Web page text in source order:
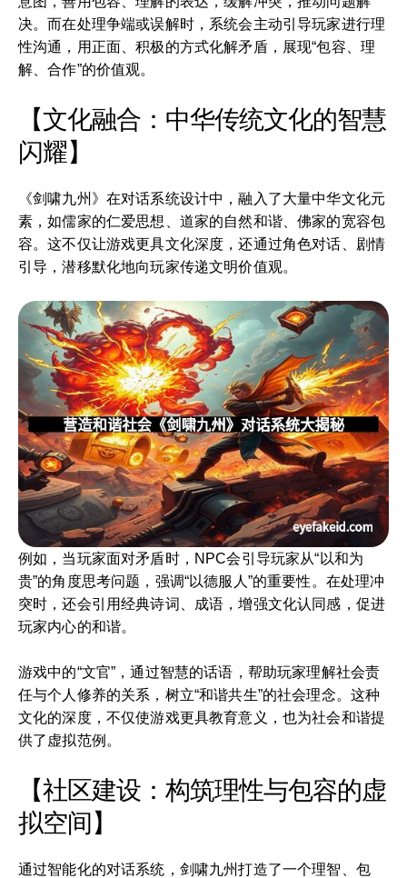
决。而在处理争端或误解时，系统会主动引导玩家进行理
性沟通，用正面、积极的方式化解矛盾，展现“包容、理
解、合作”的价值观。
【文化融合：中华传统文化的智慧
闪耀】
《剑啸九州》在对话系统设计中，融入了大量中华文化元
素，如儒家的仁爱思想、道家的自然和谐、佛家的宽容包
容。这不仅让游戏更具文化深度，还通过角色对话、剧情
引导，潜移默化地向玩家传递文明价值观。
例如，当玩家面对矛盾时，NPC会引导玩家从“以和为
贵”的角度思考问题，强调“以德服人”的重要性。在处理冲
突时，还会引用经典诗词、成语，增强文化认同感，促进
玩家内心的和谐。
游戏中的“文官”，通过智慧的话语，帮助玩家理解社会责
任与个人修养的关系，树立“和谐共生”的社会理念。这种
文化的深度，不仅使游戏更具教育意义，也为社会和谐提
供了虚拟范例。
【社区建设：构筑理性与包容的虚
拟空间】
通过智能化的对话系统，剑啸九州打造了一个理智、包